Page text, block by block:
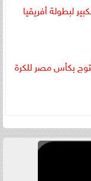
لبطولة أفريقيا
بكأس مصر للكرة